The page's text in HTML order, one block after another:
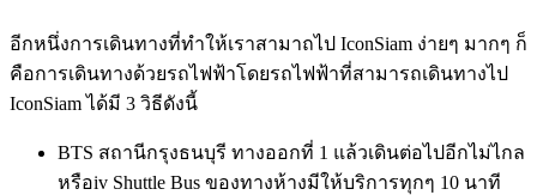
อีกหนึ่งการเดินทางที่ทำให้เราสามาถไป IconSiam ง่ายๆ มากๆ ก็
คือการเดินทางด้วยรถไฟฟ้าโดยรถไฟฟ้าที่สามารถเดินทางไป
IconSiam ได้มี 3 วิธีดังนี้
BTS สถานีกรุงธนบุรี ทางออกที่ 1 แล้วเดินต่อไปอีกไม่ไกล
หรือiv Shuttle Bus ของทางห้างมีให้บริการทุกๆ 10 นาที